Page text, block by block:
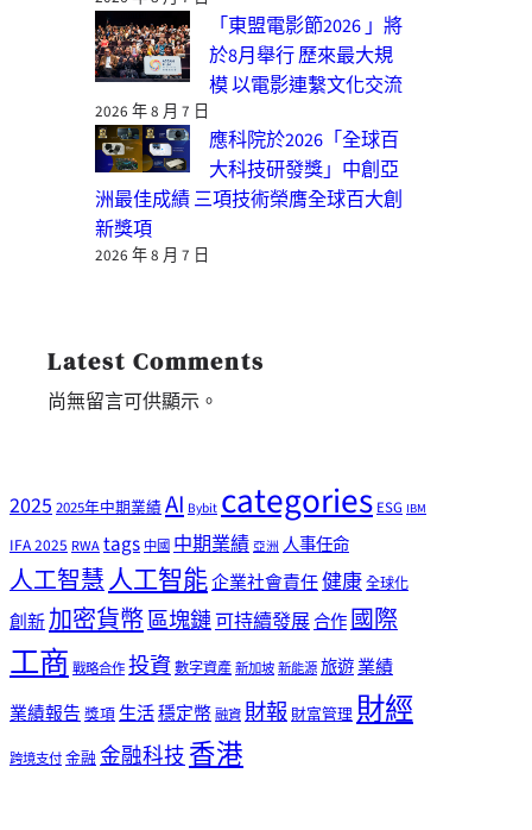
「東盟電影節2026 」將
於8月舉行 歷來最大規
模 以電影連繫文化交流
2026 年 8 月 7 日
應科院於2026「全球百
大科技研發獎」中創亞
洲最佳成績 三項技術榮膺全球百大創
新獎項
2026 年 8 月 7 日
Latest Comments
尚無留言可供顯示。
20252025年中期業績AI Bybitcategories ESG IBM
IFA 2025 RWAtags中國 中期業績 亞洲 人事任命
人工智慧人工智能企業社會責任健康全球化
創新加密貨幣區塊鏈可持續發展合作國際
工商戰略合作投資數字資產新加坡新能源旅遊業績
業績報告獎項生活穩定幣融資財報 財富管理財經
跨境支付金融 金融科技香港